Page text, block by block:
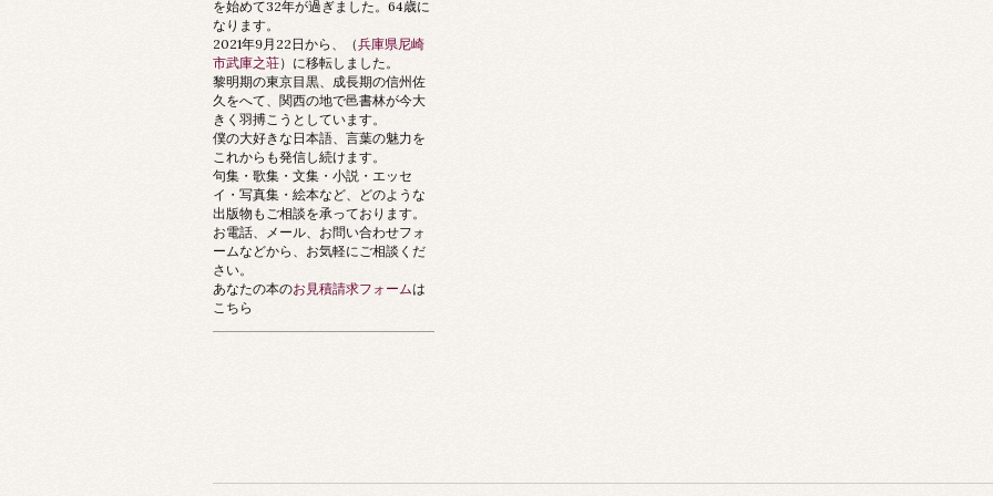
を始めて32年が過ぎました。64歳に
なります。
2021年9月22日から、（兵庫県尼崎
市武庫之荘）に移転しました。
黎明期の東京目黒、成長期の信州佐
久をへて、関西の地で邑書林が今大
きく羽搏こうとしています。
僕の大好きな日本語、言葉の魅力を
これからも発信し続けます。
句集・歌集・文集・小説・エッセ
イ・写真集・絵本など、どのような
出版物もご相談を承っております。
お電話、メール、お問い合わせフォ
ームなどから、お気軽にご相談くだ
さい。
あなたの本のお見積請求フォームは
こちら